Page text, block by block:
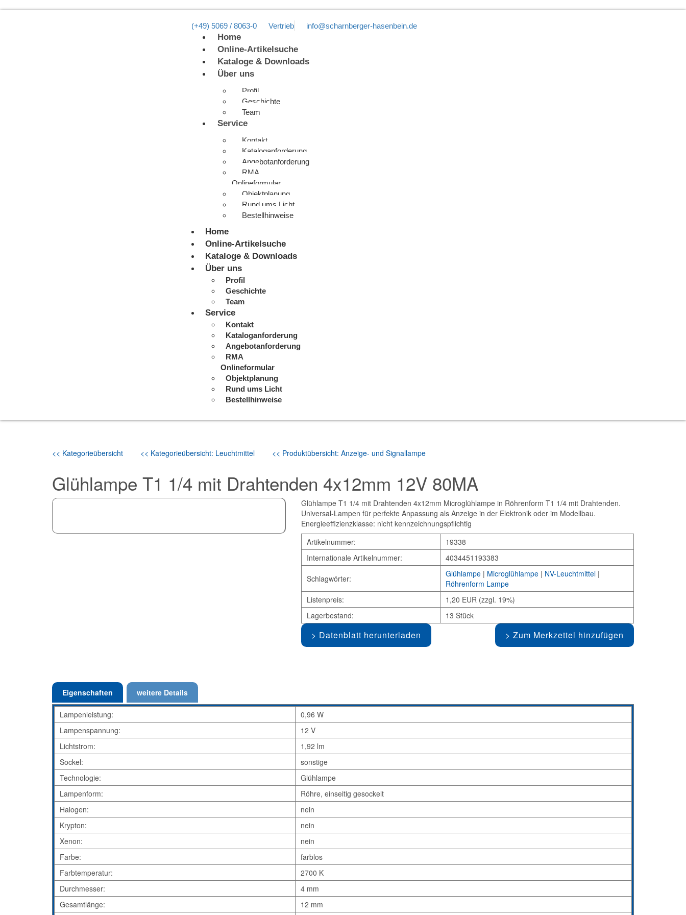
(+49) 5069 / 8063-0 Vertrieb info@scharnberger-hasenbein.de
Home
Online-Artikelsuche
Kataloge & Downloads
Über uns
Profil
Geschichte
Team
Service
Kontakt
Kataloganforderung
Angebotanforderung
RMA
Onlineformular
Objektplanung
Rund ums Licht
Bestellhinweise
Home
Online-Artikelsuche
Kataloge & Downloads
Über uns
Profil
Geschichte
Team
Service
Kontakt
Kataloganforderung
Angebotanforderung
RMA
Onlineformular
Objektplanung
Rund ums Licht
Bestellhinweise
<< Kategorieübersicht << Kategorieübersicht: Leuchtmittel << Produktübersicht: Anzeige- und Signallampe
Glühlampe T1 1/4 mit Drahtenden 4x12mm 12V 80MA
Glühlampe T1 1/4 mit Drahtenden 4x12mm Microglühlampe in Röhrenform T1 1/4 mit Drahtenden.
Universal-Lampen für perfekte Anpassung als Anzeige in der Elektronik oder im Modellbau.
Energieeffizienzklasse: nicht kennzeichnungspflichtig
Artikelnummer:
19338
Internationale Artikelnummer:
4034451193383
Schlagwörter: Glühlampe| Microglühlampe| NV-Leuchtmittel|
Röhrenform Lampe
Listenpreis:
1,20 EUR (zzgl. 19%)
Lagerbestand:
13 Stück
Datenblatt herunterladen Zum Merkzettel hinzufügen
Eigenschaften weitere Details
Lampenleistung:
0,96 W
Lampenspannung:
12 V
Lichtstrom:
1,92 lm
Sockel:
sonstige
Technologie:
Glühlampe
Lampenform:
Röhre, einseitig gesockelt
Halogen:
nein
Krypton:
nein
Xenon:
nein
Farbe:
farblos
Farbtemperatur:
2700 K
Durchmesser:
4 mm
Gesamtlänge:
12 mm